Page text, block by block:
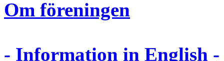
Om föreningen
- Information in English -